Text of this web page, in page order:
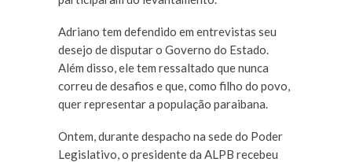
Adriano tem defendido em entrevistas seu
desejo de disputar o Governo do Estado.
Além disso, ele tem ressaltado que nunca
correu de desafios e que, como filho do povo,
quer representar a população paraibana.
Ontem, durante despacho na sede do Poder
Legislativo, o presidente da ALPB recebeu